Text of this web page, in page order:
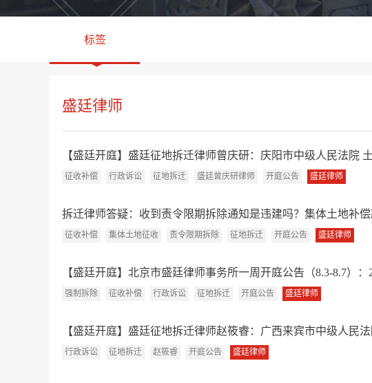
标签
盛廷律师
【盛廷开庭】盛廷征地拆迁律师曾庆研：庆阳市中级人民法院
征收补偿 行政诉讼 征地拆迁 盛廷曾庆研律师 开庭公告 盛廷律师
拆迁律师答疑：收到责令限期拆除通知是违建吗？集体土地补
征收补偿 集体土地征收 责令限期拆除 征地拆迁 开庭公告 盛廷律师
【盛廷开庭】北京市盛廷律师事务所一周开庭公告（8.3-8.7）：
强制拆除 征收补偿 行政诉讼 征地拆迁 开庭公告 盛廷律师
【盛廷开庭】盛廷征地拆迁律师赵筱睿：广西来宾市中级人民
行政诉讼 征地拆迁 赵筱睿 开庭公告 盛廷律师